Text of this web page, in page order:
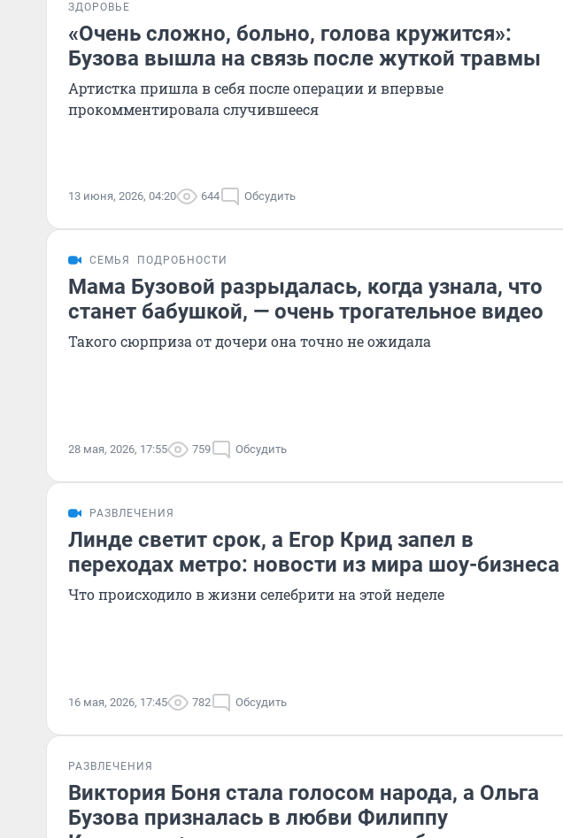
ЗДОРОВЬЕ
«Очень сложно, больно, голова кружится»:
Бузова вышла на связь после жуткой травмы
Артистка пришла в себя после операции и впервые
прокомментировала случившееся
13 июня, 2026, 04:20 644 Обсудить
СЕМЬЯ ПОДРОБНОСТИ
Мама Бузовой разрыдалась, когда узнала, что
станет бабушкой, — очень трогательное видео
Такого сюрприза от дочери она точно не ожидала
28 мая, 2026, 17:55 759 Обсудить
РАЗВЛЕЧЕНИЯ
Линде светит срок, а Егор Крид запел в
переходах метро: новости из мира шоу-бизнеса
Что происходило в жизни селебрити на этой неделе
16 мая, 2026, 17:45 782 Обсудить
РАЗВЛЕЧЕНИЯ
Виктория Боня стала голосом народа, а Ольга
Бузова призналась в любви Филиппу